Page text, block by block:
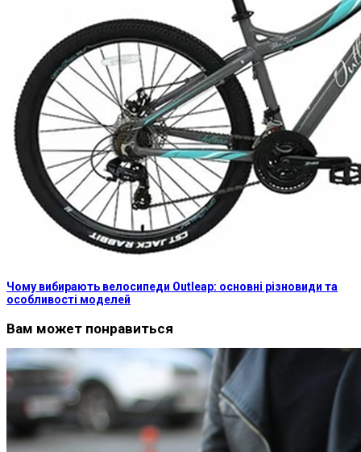
Чому вибирають велосипеди Outleap: основні різновиди та
особливості моделей
Вам может понравиться